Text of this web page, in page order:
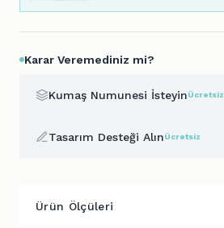
Karar Veremediniz mi?
Kumaş Numunesi İsteyinÜcretsiz
Tasarım Desteği AlınÜcretsiz
Ürün Ölçüleri